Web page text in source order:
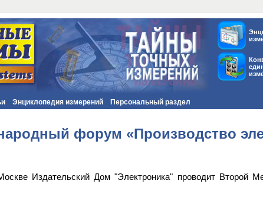
Энциклопедия измерений Персональный раздел
форум «Производство
Издательский Дом "Электроника" проводит Второй